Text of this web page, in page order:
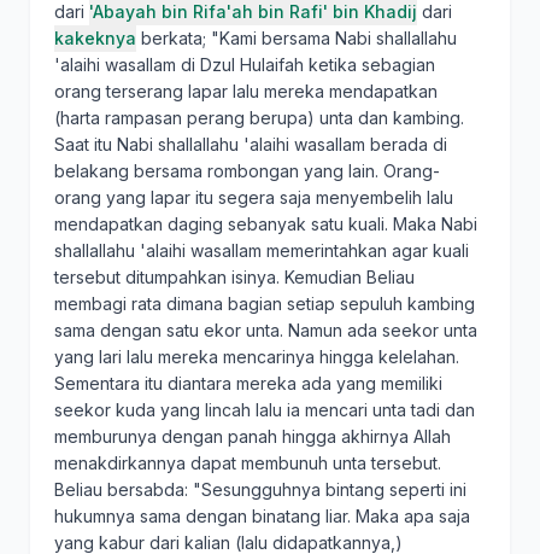
dari 'Abayah bin Rifa'ah bin Rafi' bin Khadij dari
kakeknya berkata; "Kami bersama Nabi shallallahu
'alaihi wasallam di Dzul Hulaifah ketika sebagian
orang terserang lapar lalu mereka mendapatkan
(harta rampasan perang berupa) unta dan kambing.
Saat itu Nabi shallallahu 'alaihi wasallam berada di
belakang bersama rombongan yang lain. Orang-
orang yang lapar itu segera saja menyembelih lalu
mendapatkan daging sebanyak satu kuali. Maka Nabi
shallallahu 'alaihi wasallam memerintahkan agar kuali
tersebut ditumpahkan isinya. Kemudian Beliau
membagi rata dimana bagian setiap sepuluh kambing
sama dengan satu ekor unta. Namun ada seekor unta
yang lari lalu mereka mencarinya hingga kelelahan.
Sementara itu diantara mereka ada yang memiliki
seekor kuda yang lincah lalu ia mencari unta tadi dan
memburunya dengan panah hingga akhirnya Allah
menakdirkannya dapat membunuh unta tersebut.
Beliau bersabda: "Sesungguhnya bintang seperti ini
hukumnya sama dengan binatang liar. Maka apa saja
yang kabur dari kalian (lalu didapatkannya,)